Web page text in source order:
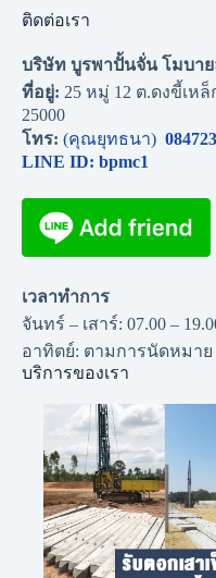
ติดต่อเรา
บริษัท บูรพาปั้นจั่น โมบาย
ที่อยู่: 25 หมู่ 12 ต.ดงขี้เห
25000
โทร: (คุณยุทธนา)
LINE ID: bpmc1
เวลาทำการ
จันทร์ – เสาร์: 07.00 –
อาทิตย์: ตามการนัดหมาย
บริการของเรา